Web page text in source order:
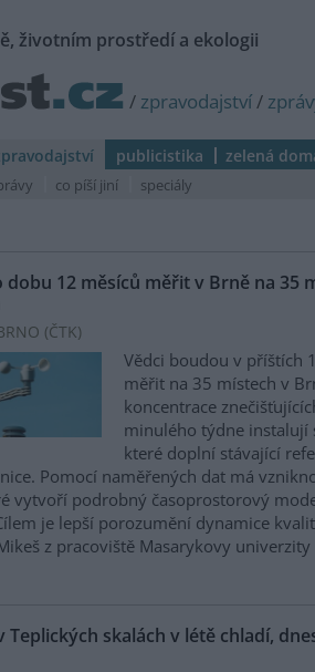
životním prostředí a ekologii
/ zpravodajství/
publicistika zelená
co píší jiní speciály
dobu 12 měsíců měřit v Brně na 35
(ČTK)
Vědci boudou v příštích
měřit na 35 místech v
koncentrace
minulého týdne instalují
které doplní stávající
Pomocí naměřených dat má
vytvoří podrobný časoprostorový
je lepší porozumění dynamice
z pracoviště Masarykovy univerzity
Teplických skalách v létě chladí,